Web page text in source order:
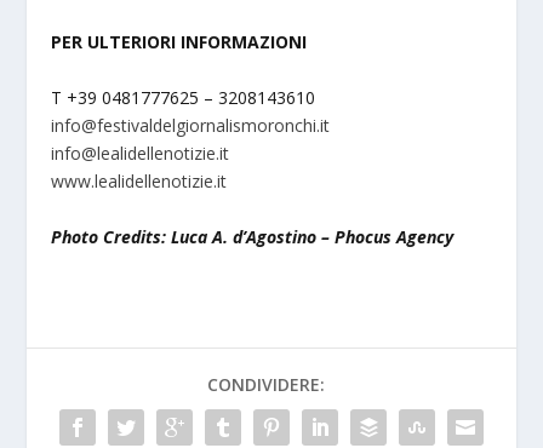
PER ULTERIORI INFORMAZIONI
T +39 0481777625 – 3208143610
info@festivaldelgiornalismoronchi.it
info@lealidellenotizie.it
www.lealidellenotizie.it
Photo Credits: Luca A. d’Agostino – Phocus Agency
CONDIVIDERE: